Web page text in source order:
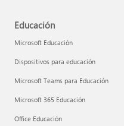
Educación
Microsoft Educación
Dispositivos para educación
Microsoft Teams para Educación
Microsoft 365 Educación
Office Educación